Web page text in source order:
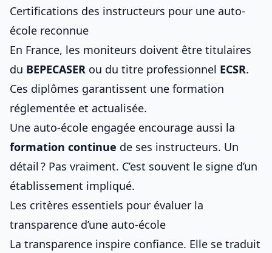
Certifications des instructeurs pour une auto-
école reconnue
En France, les moniteurs doivent être titulaires
du BEPECASER ou du titre professionnel ECSR.
Ces diplômes garantissent une formation
réglementée et actualisée.
Une auto-école engagée encourage aussi la
formation continue de ses instructeurs. Un
détail ? Pas vraiment. C’est souvent le signe d’un
établissement impliqué.
Les critères essentiels pour évaluer la
transparence d’une auto-école
La transparence inspire confiance. Elle se traduit